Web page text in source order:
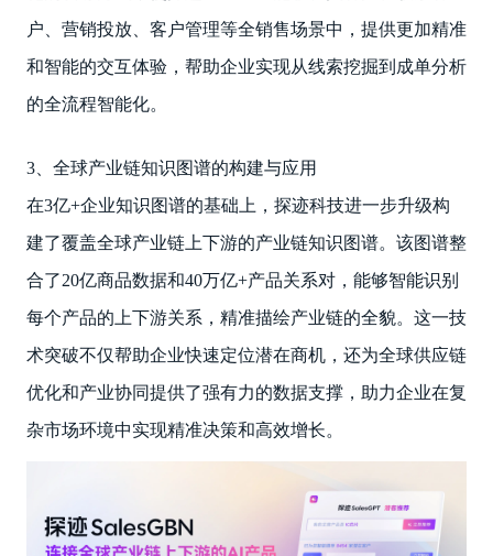
户、营销投放、客户管理等全销售场景中，提供更加精准
和智能的交互体验，帮助企业实现从线索挖掘到成单分析
的全流程智能化。
3、全球产业链知识图谱的构建与应用
在3亿+企业知识图谱的基础上，探迹科技进一步升级构
建了覆盖全球产业链上下游的产业链知识图谱。该图谱整
合了20亿商品数据和40万亿+产品关系对，能够智能识别
每个产品的上下游关系，精准描绘产业链的全貌。这一技
术突破不仅帮助企业快速定位潜在商机，还为全球供应链
优化和产业协同提供了强有力的数据支撑，助力企业在复
杂市场环境中实现精准决策和高效增长。